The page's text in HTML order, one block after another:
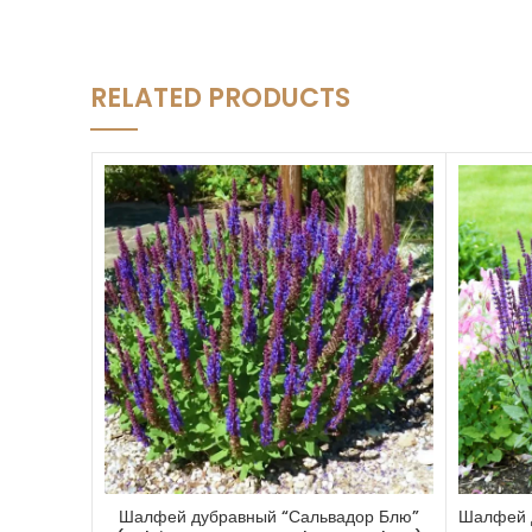
RELATED PRODUCTS
Шалфей дубравный “Сальвадор Блю”
Шалфей